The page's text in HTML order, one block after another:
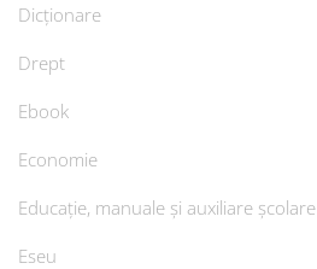
Dicționare
Drept
Ebook
Economie
Educație, manuale și auxiliare școlare
Eseu